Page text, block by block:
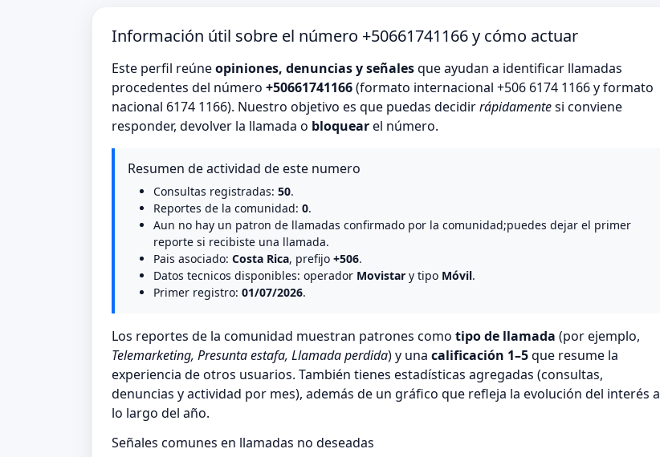
Información útil sobre el número +50661741166 y cómo actuar
Este perfil reúneopiniones, denuncias y señalesque ayudan a identificar llamadas
procedentes del número +50661741166(formato internacional +506 6174 1166 y formato
nacional 6174 1166). Nuestro objetivo es que puedas decidirrápidamentesi conviene
responder, devolver la llamada o bloquearel número.
Resumen de actividad de este numero
Consultas registradas: 50.
Reportes de la comunidad: 0.
Aun no hay un patron de llamadas confirmado por la comunidad;puedes dejar el primer
reporte si recibiste una llamada.
Pais asociado: Costa Rica, prefijo +506.
Datos tecnicos disponibles: operador Movistar y tipo Móvil.
Primer registro: 01/07/2026.
Los reportes de la comunidad muestran patrones como tipo de llamada (por ejemplo,
Telemarketing, Presunta estafa, Llamada perdida) y una calificación 1–5que resume la
experiencia de otros usuarios. También tienes estadísticas agregadas (consultas,
denuncias y actividad por mes), además de un gráfico que refleja la evolución del interés a
lo largo del año.
Señales comunes en llamadas no deseadas